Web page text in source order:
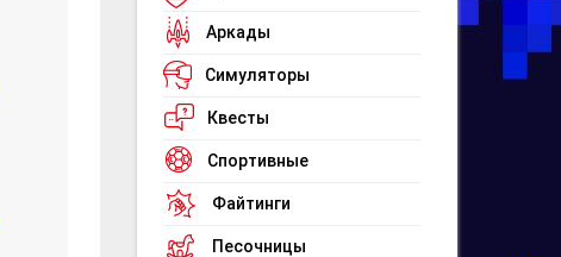
Аркады
Симуляторы
Квесты
Спортивные
Файтинги
Песочницы